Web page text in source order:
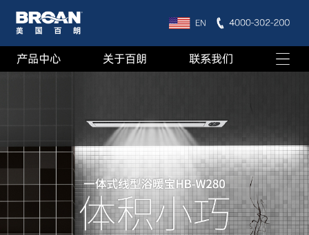
产品中心 关于百朗 联系我们